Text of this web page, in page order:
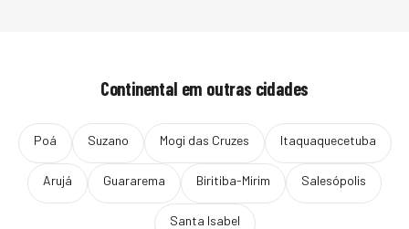
Continental em outras cidades
Poá Suzano Mogi das Cruzes Itaquaquecetuba
Arujá Guararema Biritiba-Mirim Salesópolis
Santa Isabel